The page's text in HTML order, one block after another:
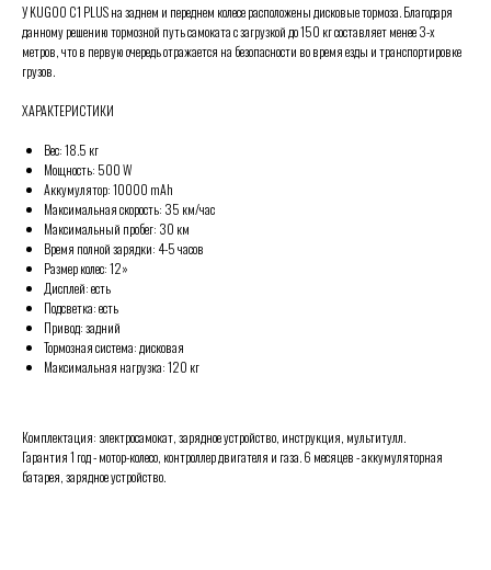
У KUGOO C1 PLUS на заднем и переднем колесе расположены дисковые тормоза. Благодаря
данному решению тормозной путь самоката с загрузкой до 150 кг составляет менее 3-х
метров, что в первую очередь отражается на безопасности во время езды и транспортировке
грузов.
ХАРАКТЕРИСТИКИ
Вес: 18.5 кг
Мощность: 500 W
Аккумулятор: 10000 mAh
Максимальная скорость: 35 км/час
Максимальный пробег: 30 км
Время полной зарядки: 4-5 часов
Размер колес: 12»
Дисплей: есть
Подсветка: есть
Привод: задний
Тормозная система: дисковая
Максимальная нагрузка: 120 кг
Комплектация: электросамокат, зарядное устройство, инструкция, мультитулл.
Гарантия 1 год - мотор-колесо, контроллер двигателя и газа. 6 месяцев - аккумуляторная
батарея, зарядное устройство.